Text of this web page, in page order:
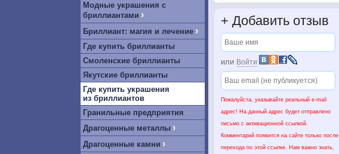
Модные украшения с
бриллиантами ›
Бриллиант: магия и лечение ›
Где купить бриллианты
Смоленские бриллианты
Якутские бриллианты
Где купить украшения
из бриллиантов
Гранильные предприятия
Драгоценные металлы ›
Драгоценные камни ›
+ Добавить отзыв
или Войти
Пожалуйста, указывайте реальный e-mail
адрес! На данный адрес будет отправлено
письмо с активационной ссылкой.
Комментарий появится на сайте только после
перехода по этой ссылке. Нам важно знать,